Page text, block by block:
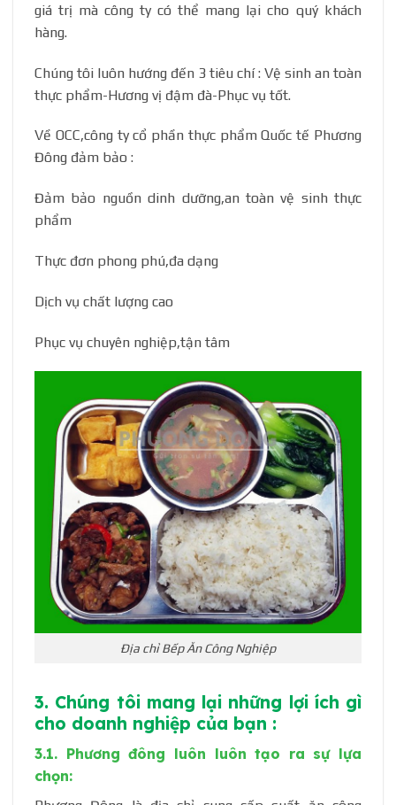
giá trị mà công ty có thể mang lại cho quý khách
hàng.
Chúng tôi luôn hướng đến 3 tiêu chí : Vệ sinh an toàn
thực phẩm-Hương vị đậm đà-Phục vụ tốt.
Về OCC,công ty cổ phần thực phẩm Quốc tế Phương
Đông đảm bảo :
Đảm bảo nguồn dinh dưỡng,an toàn vệ sinh thực
phẩm
Thực đơn phong phú,đa dạng
Dịch vụ chất lượng cao
Phục vụ chuyên nghiệp,tận tâm
Địa chỉ Bếp Ăn Công Nghiệp
3. Chúng tôi mang lại những lợi ích gì
cho doanh nghiệp của bạn :
3.1. Phương đông luôn luôn tạo ra sự lựa
chọn: